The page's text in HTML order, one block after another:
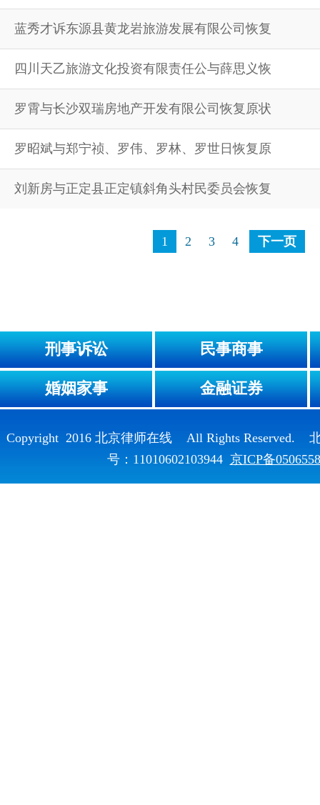
蓝秀才诉东源县黄龙岩旅游发展有限公司恢复
四川天乙旅游文化投资有限责任公与薛思义恢
罗霄与长沙双瑞房地产开发有限公司恢复原状
罗昭斌与郑宁祯、罗伟、罗林、罗世日恢复原
刘新房与正定县正定镇斜角头村民委员会恢复
1 2 3 4 下一页
刑事诉讼 民事商事
婚姻家事 金融证券
Copyright 2016 北京律师在线 All Rights Reserved.
号：11010602103944 京ICP备